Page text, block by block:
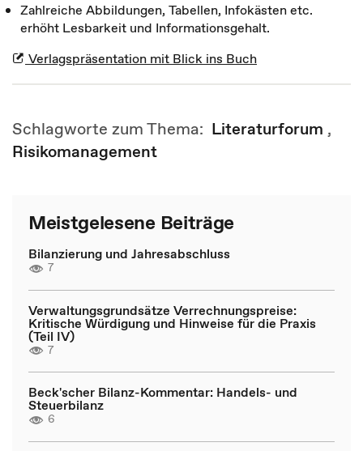
Zahlreiche Abbildungen, Tabellen, Infokästen etc.
erhöht Lesbarkeit und Informationsgehalt.
Verlagspräsentation mit Blick ins Buch
Schlagworte zum Thema: Literaturforum ,
Risikomanagement
Meistgelesene Beiträge
Bilanzierung und Jahresabschluss
7
Verwaltungsgrundsätze Verrechnungspreise:
Kritische Würdigung und Hinweise für die Praxis
(Teil IV)
7
Beck'scher Bilanz-Kommentar: Handels- und
Steuerbilanz
6